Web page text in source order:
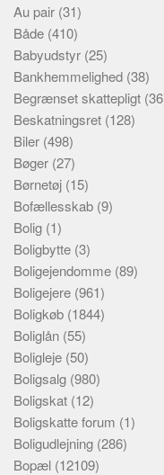
Au pair (31)
Både (410)
Babyudstyr (25)
Bankhemmelighed (38)
Begrænset skattepligt
Beskatningsret (128)
Biler (498)
Bøger (27)
Børnetøj (15)
Bofællesskab (9)
Bolig (1)
Boligbytte (3)
Boligejendomme (89)
Boligejere (961)
Boligkøb (1844)
Boliglån (55)
Boligleje (50)
Boligsalg (980)
Boligskat (12)
Boligskatte forum (1)
Boligudlejning (286)
Bopæl (12109)